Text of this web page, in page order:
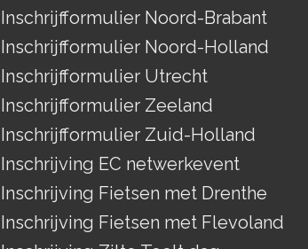
Inschrijfformulier Noord-Brabant
Inschrijfformulier Noord-Holland
Inschrijfformulier Utrecht
Inschrijfformulier Zeeland
Inschrijfformulier Zuid-Holland
Inschrijving EC netwerkevent
Inschrijving Fietsen met Drenthe
Inschrijving Fietsen met Flevoland